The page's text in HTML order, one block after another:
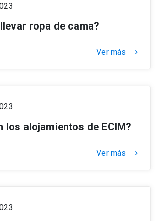
ropa de cama?
Ver más keyboard_arrow_right
los alojamientos de ECIM?
Ver más keyboard_arrow_right